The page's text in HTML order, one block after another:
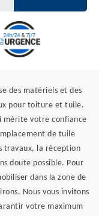
des matériels et des
pour toiture et tuile.
mérite votre confiance
de tuile
travaux, la réception
doute possible. Pour
dans la zone de
Nous vous invitons
votre maximum